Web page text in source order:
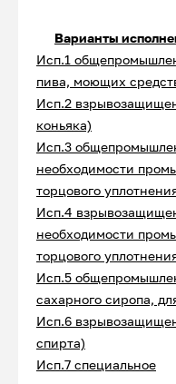
Варианты
Исп.1
пива, моющих
Исп.2
коньяка)
Исп.3
необходимости
торцового
Исп.4
необходимости
торцового
Исп.5
сахарного сиропа,
Исп.6
спирта)
Исп.7 специальное